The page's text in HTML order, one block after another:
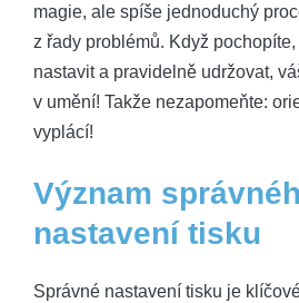
magie, ale spíše jednoduchý
z řady problémů. Když
nastavit a pravidelně udržovat,
v umění! Takže nezapomeňte:
vyplácí!
Význam
nastavení tisku
Správné nastavení tisku je